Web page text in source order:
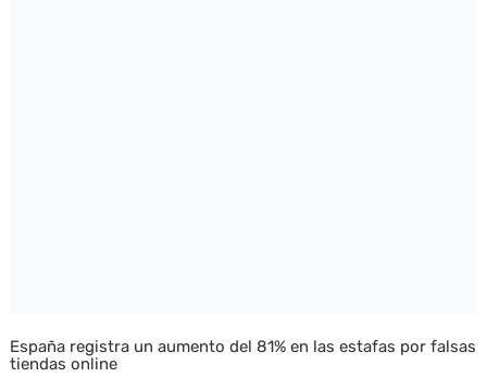
España registra un aumento del 81% en las estafas por falsas
tiendas online